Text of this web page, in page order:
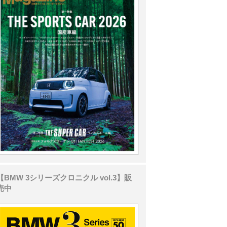
【BMW 3シリーズクロニクル vol.3】販
中